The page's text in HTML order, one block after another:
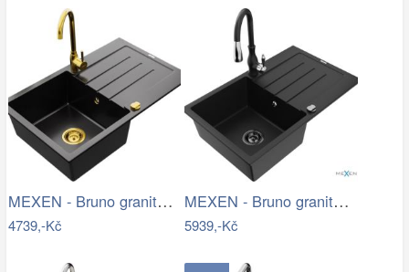
MEXEN - Bruno granitový dřez 1 s…
4739,-Kč
MEXEN - Bruno granitový dřez 1 s…
5939,-Kč